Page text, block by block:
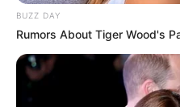
BUZZ DAY
Rumors About Tiger Wood's